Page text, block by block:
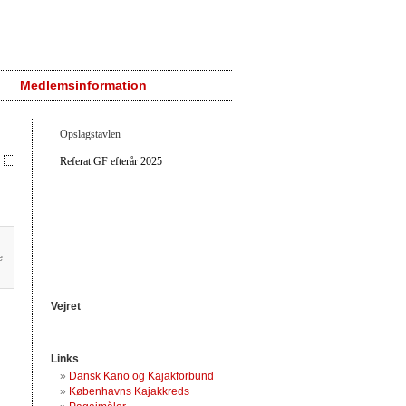
Medlemsinformation
Opslagstavlen
Referat GF efterår 2025
Vejret
Links
Dansk Kano og Kajakforbund
Københavns Kajakkreds